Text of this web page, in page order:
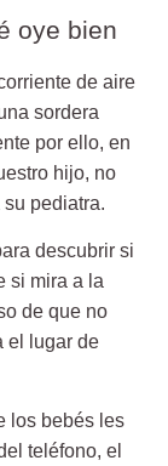
oye bien
de aire
sordera
por ello, en
hijo, no
pediatra.
descubrir si
si mira a la
de que no
el lugar de
los bebés les
teléfono, el